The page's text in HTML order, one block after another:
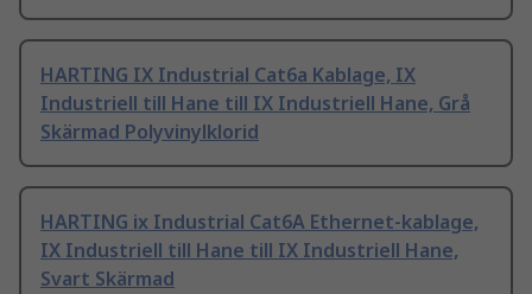
HARTING IX Industrial Cat6a Kablage, IX
Industriell till Hane till IX Industriell Hane, Grå
Skärmad Polyvinylklorid
HARTING ix Industrial Cat6A Ethernet-kablage,
IX Industriell till Hane till IX Industriell Hane,
Svart Skärmad